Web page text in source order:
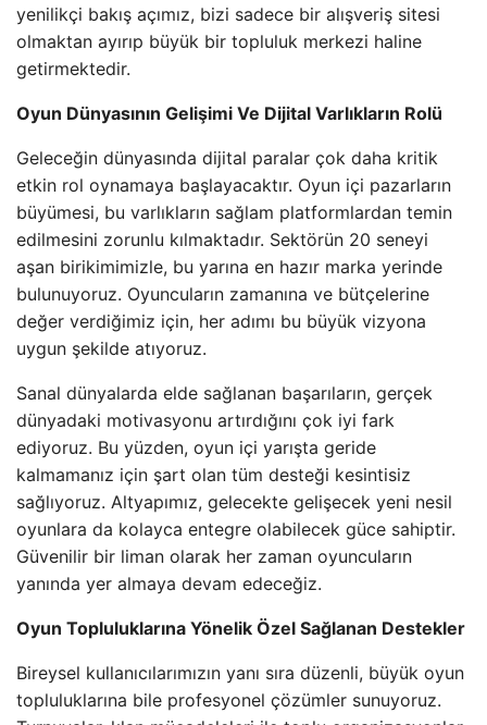
yenilikçi bakış açımız, bizi sadece bir alışveriş sitesi
olmaktan ayırıp büyük bir topluluk merkezi haline
getirmektedir.
Oyun Dünyasının Gelişimi Ve Dijital Varlıkların Rolü
Geleceğin dünyasında dijital paralar çok daha kritik
etkin rol oynamaya başlayacaktır. Oyun içi pazarların
büyümesi, bu varlıkların sağlam platformlardan temin
edilmesini zorunlu kılmaktadır. Sektörün 20 seneyi
aşan birikimimizle, bu yarına en hazır marka yerinde
bulunuyoruz. Oyuncuların zamanına ve bütçelerine
değer verdiğimiz için, her adımı bu büyük vizyona
uygun şekilde atıyoruz.
Sanal dünyalarda elde sağlanan başarıların, gerçek
dünyadaki motivasyonu artırdığını çok iyi fark
ediyoruz. Bu yüzden, oyun içi yarışta geride
kalmamanız için şart olan tüm desteği kesintisiz
sağlıyoruz. Altyapımız, gelecekte gelişecek yeni nesil
oyunlara da kolayca entegre olabilecek güce sahiptir.
Güvenilir bir liman olarak her zaman oyuncuların
yanında yer almaya devam edeceğiz.
Oyun Topluluklarına Yönelik Özel Sağlanan Destekler
Bireysel kullanıcılarımızın yanı sıra düzenli, büyük oyun
topluluklarına bile profesyonel çözümler sunuyoruz.